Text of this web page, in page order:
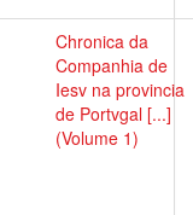
Chronica da
Companhia de
Iesv na provincia
de Portvgal [...]
(Volume 1)